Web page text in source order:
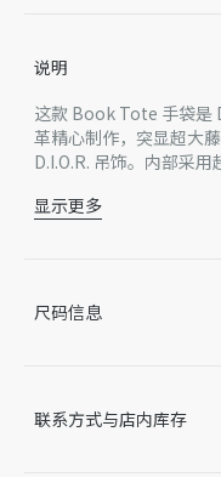
说明
这款 Book Tote 手袋是
革精心制作，突显超大
D.I.O.R. 吊饰。内部采
调节、可拆卸肩带，彰
主体：牛皮革
可调节、可拆卸的皮
内部拉链口袋
因技术局限、产品改良
显示更多
尺码信息
联系方式与店内库存